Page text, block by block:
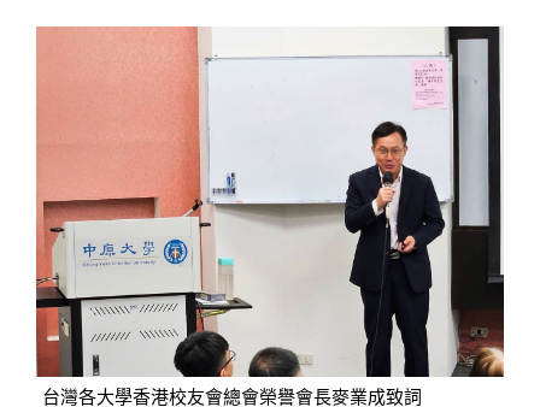
台灣各大學香港校友會總會榮譽會長麥業成致詞